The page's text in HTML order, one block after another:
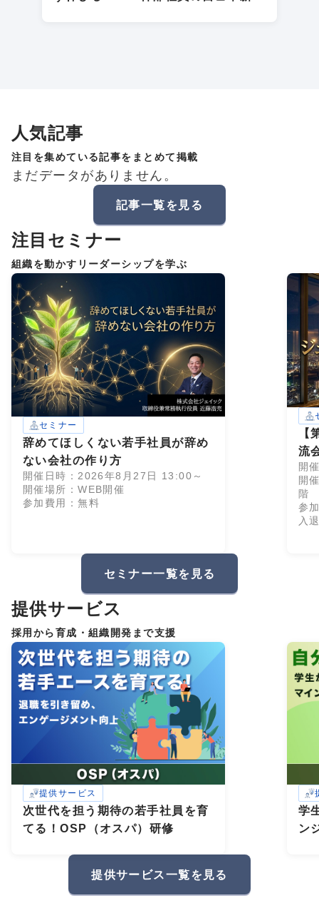
人気記事
注目を集めている記事をまとめて掲載
まだデータがありません。
記事一覧を見る
注目セミナー
組織を動かすリーダーシップを学ぶ
セミナー
辞めてほしくない若手社員が辞め
ない会社の作り方
開催日時：2026年8月27日 13:00～
開催場所：WEB開催
参加費用：無料
【
流
リ
開
開
階
参
入
セミナー一覧を見る
提供サービス
採用から育成・組織開発まで支援
提供サービス
次世代を担う期待の若手社員を育
てる！OSP（オスパ）研修
学
ン
提供サービス一覧を見る